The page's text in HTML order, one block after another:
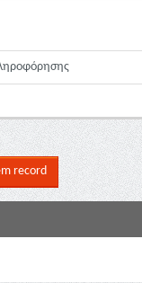
record